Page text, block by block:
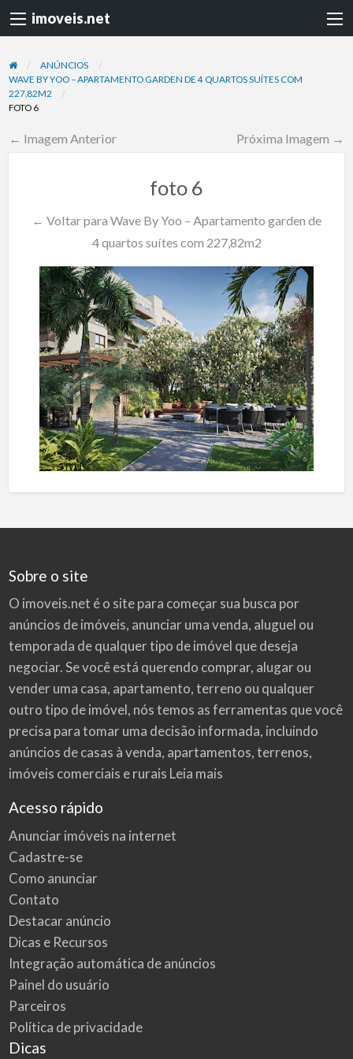
imoveis.net
ANÚNCIOS
WAVE BY YOO – APARTAMENTO GARDEN DE 4 QUARTOS SUÍTES COM
227,82M2
FOTO 6
← Imagem Anterior Próxima Imagem →
foto 6
← Voltar para Wave By Yoo – Apartamento garden de
4 quartos suítes com 227,82m2
Sobre o site
O imoveis.net é o site para começar sua busca por
anúncios de imóveis, anunciar uma venda, aluguel ou
temporada de qualquer tipo de imóvel que deseja
negociar. Se você está querendo comprar, alugar ou
vender uma casa, apartamento, terreno ou qualquer
outro tipo de imóvel, nós temos as ferramentas que você
precisa para tomar uma decisão informada, incluindo
anúncios de casas à venda, apartamentos, terrenos,
imóveis comerciais e rurais Leia mais
Acesso rápido
Anunciar imóveis na internet
Cadastre-se
Como anunciar
Contato
Destacar anúncio
Dicas e Recursos
Integração automática de anúncios
Painel do usuário
Parceiros
Política de privacidade
Dicas